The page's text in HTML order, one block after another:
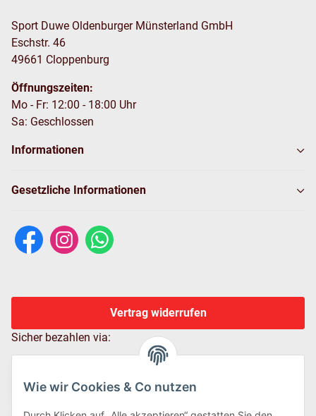
Wie wir Cookies & Co nutzen
Sport Duwe Oldenburger Münsterland GmbH
Eschstr. 46
49661 Cloppenburg
Öffnungszeiten:
Mo - Fr: 12:00 - 18:00 Uhr
Sa: Geschlossen
Informationen
Gesetzliche Informationen
Vertrag widerrufen
Sicher bezahlen via: